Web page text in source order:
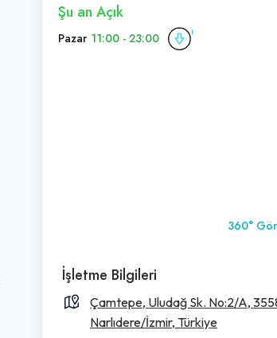
Şu an Açık
Pazar 11:00 - 23:00
360°
İşletme Bilgileri
Çamtepe, Uludağ Sk. No:2/A,
Narlıdere/İzmir, Türkiye